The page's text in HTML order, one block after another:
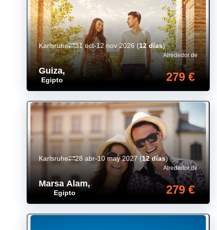
Guiza,
Egipto
Alrededor de
279 €
Karlsruhe 31 oct-12 nov 2026(12 días)
Marsa Alam,
Egipto
Alrededor de
279 €
Karlsruhe 28 abr-10 may 2027 (12 días)